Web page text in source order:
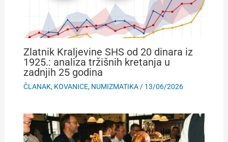
Zlatnik Kraljevine SHS od 20 dinara iz
1925.: analiza tržišnih kretanja u
zadnjih 25 godina
ČLANAK, KOVANICE, NUMIZMATIKA/ 13/06/2026